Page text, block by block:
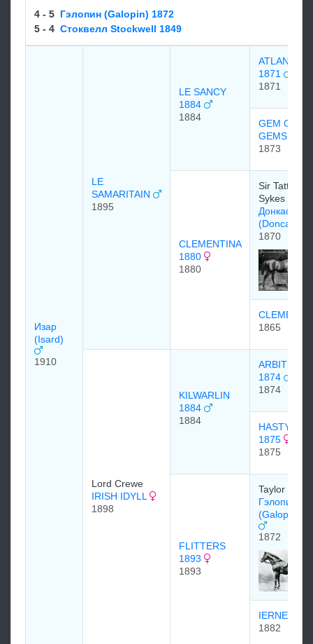
4 - 5 Гэлопин (Galopin) 1872
5 - 4 Стоквелл Stockwell 1849
Изар
(Isard)
1910
LE
SAMARITAIN
1895
LE SANCY
1884
1884
ATLANTIC
1871
1871
GEM OF
GEMS
1873
CLEMENTINA
1880
1880
Sir Tatton
Sykes
Донкастер
(Doncaster)
1870
1865
Lord Crewe
IRISH IDYLL
1898
KILWARLIN
1884
1884
1874
1874
HASTY
1875
1875
FLITTERS
1893
1893
Taylor
Гэлопин
(Galopin)
1872
IERNE
1882